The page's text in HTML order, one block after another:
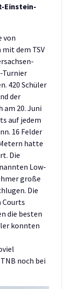
Einstein-
von
dem TSV
Turnier
420 Schüler
der
am 20. Juni
auf jedem
16 Felder
hatte
Die
Low-
große
Die
die besten
konnten
noch bei